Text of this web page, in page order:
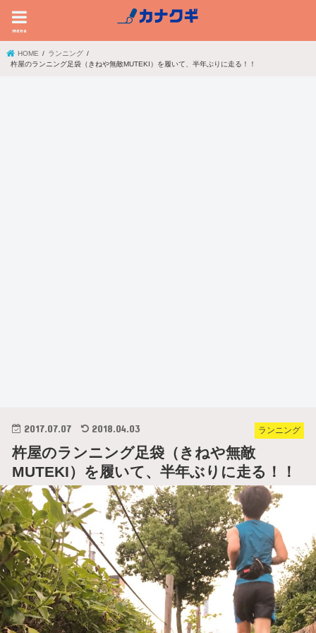
menu
HOME
ランニング
杵屋のランニング足袋（きねや無敵MUTEKI）を履いて、半年ぶりに走る！！
ランニング
2017.07.07 2018.04.03
杵屋のランニング足袋（きねや無敵
MUTEKI）を履いて、半年ぶりに走る！！